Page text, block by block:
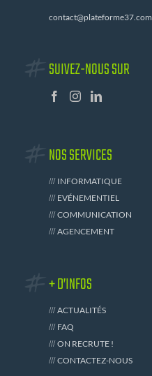
contact@plateforme37.com
SUIVEZ-NOUS SUR
NOS SERVICES
INFORMATIQUE
EVÉNEMENTIEL
COMMUNICATION
AGENCEMENT
+ D’INFOS
ACTUALITÉS
FAQ
ON RECRUTE !
CONTACTEZ-NOUS